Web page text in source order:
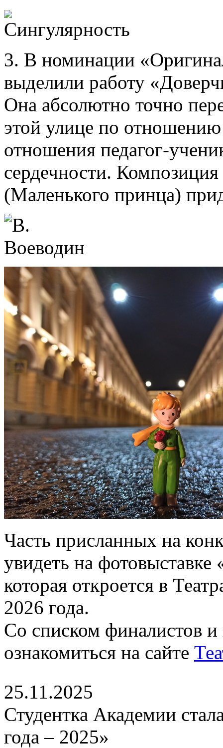
3. В номинации
выделили работу
Она абсолютно точно
этой улице по
отношения педагог-
сердечности.
(Маленького принца)
Часть присланных на
увидеть на фотовыставке
которая откроется в
2026 года.
Со списком финалистов
ознакомиться на сайте
25.11.2025
Студентка Академии
года – 2025»